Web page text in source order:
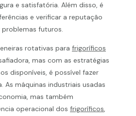
e satisfatória. Além disso, é
e verificar a reputação
futuros.
rotativas para frigoríficos
mas com as estratégias
disponíveis, é possível fazer
As máquinas industriais usadas
mas também
operacional dos frigoríficos,